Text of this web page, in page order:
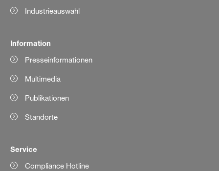
Industrieauswahl
Information
Presseinformationen
Multimedia
Publikationen
Standorte
Service
Compliance Hotline